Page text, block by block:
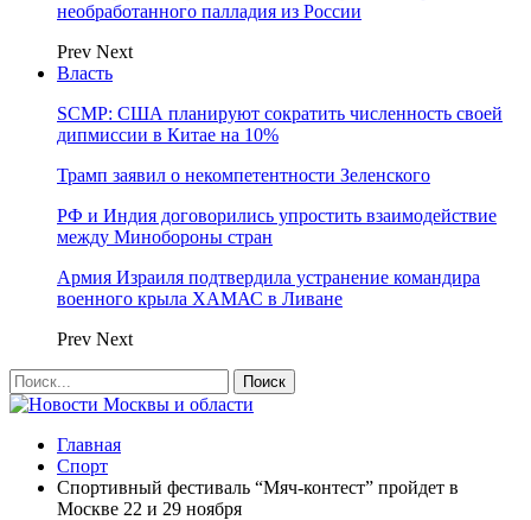
необработанного палладия из России
Prev Next
Власть
SCMP: США планируют сократить численность своей
дипмиссии в Китае на 10%
Трамп заявил о некомпетентности Зеленского
РФ и Индия договорились упростить взаимодействие
между Минобороны стран
Армия Израиля подтвердила устранение командира
военного крыла ХАМАС в Ливане
Prev Next
Главная
Спорт
Спортивный фестиваль “Мяч-контест” пройдет в
Москве 22 и 29 ноября